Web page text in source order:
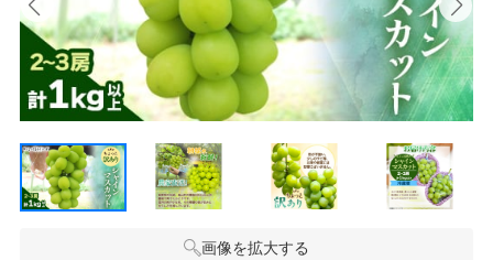
画像を拡大する